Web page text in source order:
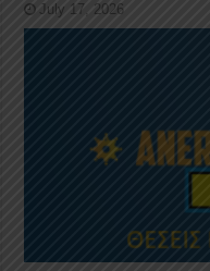
July 17, 2026